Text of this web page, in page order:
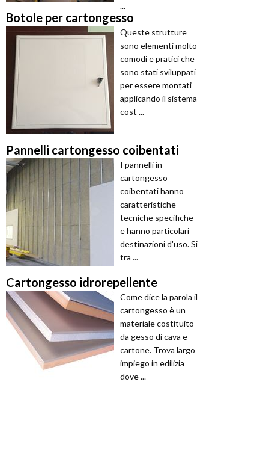
...
Botole per cartongesso
Queste strutture
sono elementi molto
comodi e pratici che
sono stati sviluppati
per essere montati
applicando il sistema
cost ...
Pannelli cartongesso coibentati
I pannelli in
cartongesso
coibentati hanno
caratteristiche
tecniche specifiche
e hanno particolari
destinazioni d'uso. Si
tra ...
Cartongesso idrorepellente
Come dice la parola il
cartongesso è un
materiale costituito
da gesso di cava e
cartone. Trova largo
impiego in edilizia
dove ...